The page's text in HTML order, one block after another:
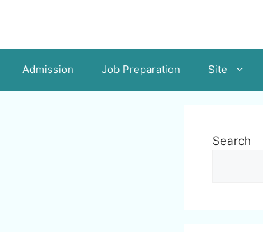
Admission Job Preparation Site
Search